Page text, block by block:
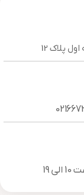
پلاک 12
19